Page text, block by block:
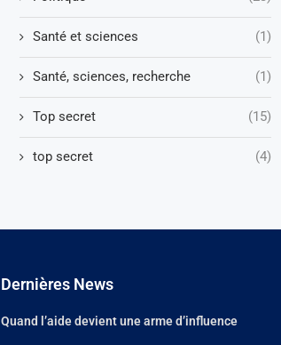
Santé et sciences (1)
Santé, sciences, recherche (1)
Top secret (15)
top secret (4)
Dernières News
Quand l’aide devient une arme d’influence